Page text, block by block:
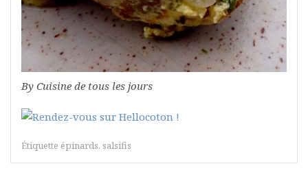
By Cuisine de tous les jours
Étiquette épinards, salsifis